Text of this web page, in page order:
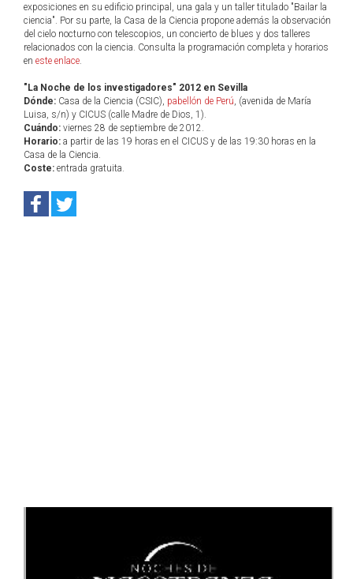
exposiciones en su edificio principal, una gala y un taller titulado "Bailar la
ciencia". Por su parte, la Casa de la Ciencia propone además la observación
del cielo nocturno con telescopios, un concierto de blues y dos talleres
relacionados con la ciencia. Consulta la programación completa y horarios
en este enlace.
"La Noche de los investigadores" 2012 en Sevilla
Dónde: Casa de la Ciencia (CSIC), pabellón de Perú, (avenida de María
Luisa, s/n) y CICUS (calle Madre de Dios, 1).
Cuándo: viernes 28 de septiembre de 2012.
Horario: a partir de las 19 horas en el CICUS y de las 19:30 horas en la
Casa de la Ciencia.
Coste: entrada gratuita.